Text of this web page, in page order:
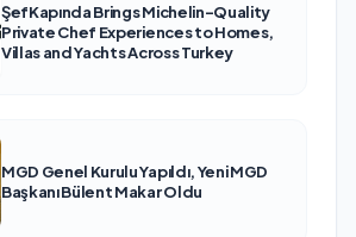
ŞefKapında Brings Michelin-Quality
Private Chef Experiences to Homes,
Villas and Yachts Across Turkey
MGD Genel Kurulu Yapıldı, Yeni MGD
Başkanı Bülent Makar Oldu